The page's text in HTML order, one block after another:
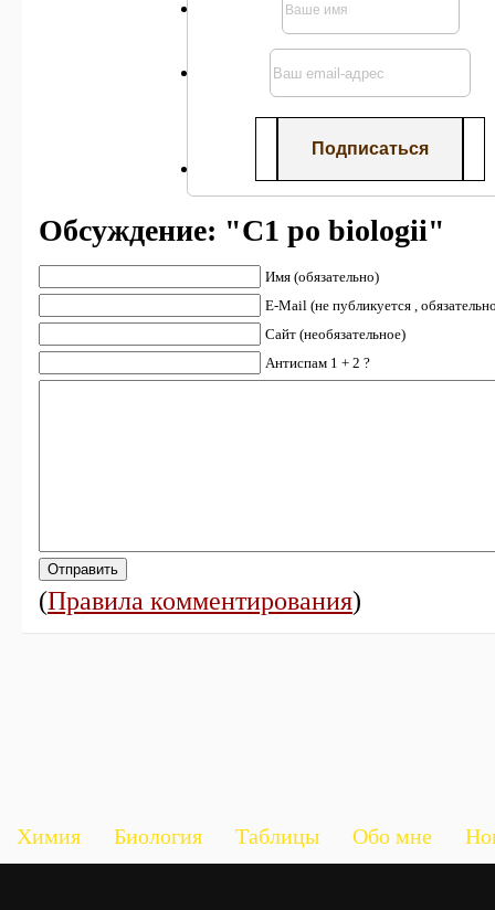
Обсуждение: "С1 po biologii"
Имя (обязательно)
E-Mail (не публикуется ,
Сайт (необязательное)
Антиспам 1 + 2 ?
(Правила комментирования)
Химия Биология Таблицы Обо мне